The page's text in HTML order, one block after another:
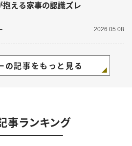
抱える家事の認識ズレ
2026.05.08
の記事をもっと見る
事ランキング